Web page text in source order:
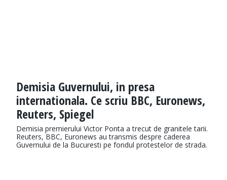
Demisia Guvernului, in presa
internationala. Ce scriu BBC, Euronews,
Reuters, Spiegel
Demisia premierului Victor Ponta a trecut de granitele tarii.
Reuters, BBC, Euronews au transmis despre caderea
Guvernului de la Bucuresti pe fondul protestelor de strada.